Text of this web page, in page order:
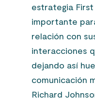
estrategia
importante
relación con
interacciones
dejando así
comunicación
Richard